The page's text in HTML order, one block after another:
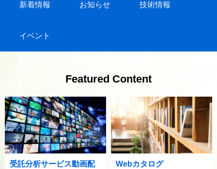
新着情報 お知らせ 技術情報
イベント
Featured Content
受託分析サービス動画配
Webカタログ